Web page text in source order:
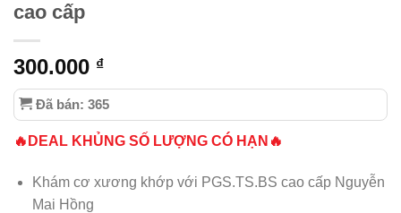
cao cấp
300.000 ₫
Đã bán: 365
🔥DEAL KHỦNG SỐ LƯỢNG CÓ HẠN🔥
Khám cơ xương khớp với PGS.TS.BS cao cấp Nguyễn
Mai Hồng